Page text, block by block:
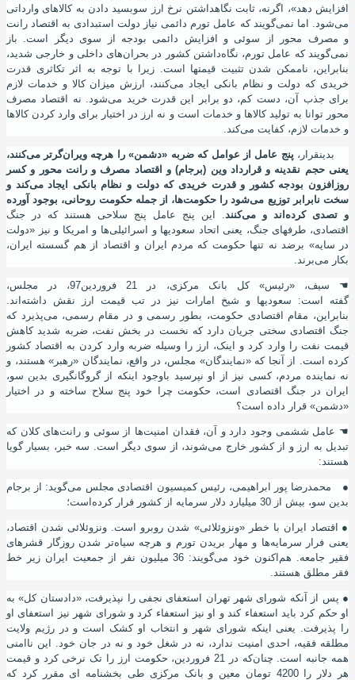
افزایش دهد»، اگرنه، ثابت نگاهداشتن نرخ ارز سوبسید دادن به کالاهای وارداتی
میشود. اما نمیگویند که عامل تورم دائمی نیاز دولت استبدادی به اقتصاد رانت
و مصرف محور از سوئی و افزایش دائمی بودجه از سوی دیگر است. باز
نمیگویند که عامل تورم، نگاهداشتن کشور در بحرانهای داخلی و خارجی شدید،
بنابراین، ناممکن شدن تثبیت قیمتها است. زیرا با توجه به اثر تکاثری قدرت
خریدی که دولت و نظام بانکی ایجاد میکنند، ارزش میزان کالا و خدمات لازم
برای جذب آن، دست کم، دو برابر این قدرت خرید میشود. نه اقتصاد مصرف
محور توانا به تولید کالاها و خدمات است و نه ارز در اختیار برای وارد کردن کالاها
و خدمات لازم، کفایت میکند.
بدینقرار، پنج عامل از عوامل که ضربه «دشمن» را هرچه ویرانگرتر میکنند،
یعنی حجم نقدینه و قرارداد وین (برجام) و اقتصاد مصرف و رانت محور و کسر
روزافزون بودجه کشور و قدرت خریدی که دولت و نظام بانکی ایجاد میکند و
سخت نابرابر توزیع میشود را حکومتها، از جمله حکومت روحانی، بوجود آورده
و تصدی کرده اند و میکنند . این پنج عامل پنج سلاحی هستند که در جنگ
اقتصادی، طرفهای جنگ، یعنی اتحاد سعودیها و اسرائیلیها و امریکا و نیز «دولت
در سایه» برضد نه تنها حکومت که مردم ایران و اقتصاد از هم گسسته ایران،
بکار میبرند.
☚
سیف، «رئیس» کل بانک مرکزی، در 21 فروردین97، در مجلس،
گفته
است: سعودیها و شیخ امارات نیز در تب قیمت ارز نقش داشته اند.
بنابراین، مقام اقتصادی حکومت، بطور رسمی و در مقام رسمی، میپذیرد که
جنگ اقتصادی سختی جریان دارد که نخست در بخش نفت، ضربه شدید کاهش
قیمت نفت را وارد کرد و اینک، ارز را وسیله ضربه وارد کردن به اقتصاد کشور
کرده
است. از آنجا که «نمایندگان» مجلس، در واقع، نمایندگان «رهبر» هستند، و
نه نماینده مردم، کسی نیز از او نپرسید باوجود اینکه از گروگانگیری بدین سو،
ایران در جنگ اقتصادی است، حکومت چرا خود پنج سلاح ساخته و در اختیار
«دشمن» قرار داده
است؟
☚ عامل ششمی وجود دارد و آن، فقدان امنیتها از سوئی و رانتهای کلان که
تبدیل به ارز و از کشور خارج میشوند، از سوی دیگر است. سه خبر، بسیار گویا
هستند:
● محمدرضا پور ابراهیمی، رئیس کمیسیون اقتصادی مجلس میگوید: از برجام
بدین سو، بیش از 30 میلیارد دلار سرمایه از کشور فرار کرده است؛
● اقتصاد ایران با خطر «ونزوئلائی» شدن روبرو است. ونزوئلائی شدن اقتصاد،
یعنی فرار سرمایهها و مهار بریدن تورم و هرچه سیاهتر شدن روزگار قشرهای
فقیر جامعه . هم اکنون خود می
گویند: 36 میلیون نفر از جمعیت ایران زیر خط
فقر مطلق هستند.
● پس از آنکه شورای شهر تهران استعفای نجفی را نپذیرفت، «دادستان کل» به
او حکم کرد باید استعفاء کند و او نیز استعفاء کرد و شورای شهر نیز استعفای او
را پذیرفت. یعنی اینکه شورای شهر و انتخاب او کشک است و در رﮊیم ولایت
مطلقه فقیه، احدی امنیت ندارد، نه در شغل خود و نه در جان خود. این ناامنی
همه جانبه است. چنان
که در 21 فروردین، حکومت ارز را تک نرخی کرد و قیمت
هر دلار را 4200 تومان معین و بانک مرکزی طی بخشنامه ای مقرر کرد که